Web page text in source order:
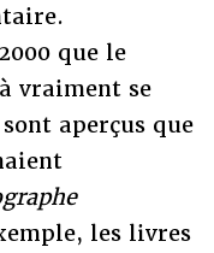
que le
vraiment se
aperçus que
les livres